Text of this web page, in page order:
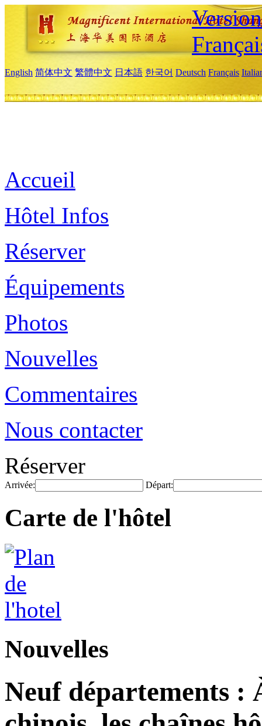
English 简体中文 繁體中文 日本語 한국어 Deutsch Français
Accueil
Hôtel Infos
Réserver
Équipements
Photos
Nouvelles
Commentaires
Nous contacter
Réserver
Arrivée: Départ:
Carte de l'hôtel
Nouvelles
Neuf départements :